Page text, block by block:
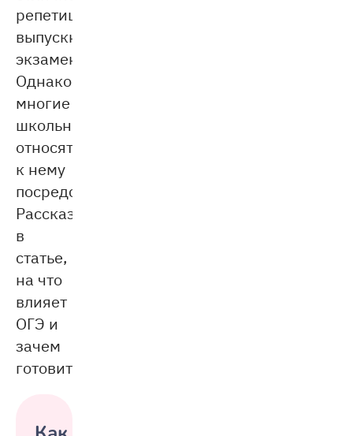
репетицией
выпускного
экзамена.
Однако
многие
школьники
относятся
к нему
посредственно.
Рассказываем
в
статье,
на что
влияет
ОГЭ и
зачем
готовиться.